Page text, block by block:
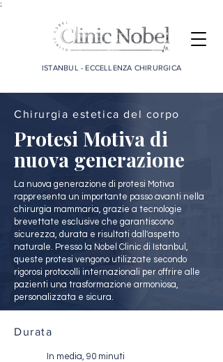
;
ISTANBUL - ECCELLENZA CHIRURGICA
Chirurgia estetica del corpo
Protesi Motiva di
nuova generazione
La nuova generazione di protesi Motiva
rappresenta un importante passo avanti nella
chirurgia mammaria, grazie a tecnologie
brevettate esclusive che garantiscono
sicurezza, durata e risultati dall'aspetto
naturale. Presso la Nobel Clinic di Istanbul,
queste protesi vengono utilizzate secondo
rigorosi protocolli internazionali per offrire alle
pazienti una trasformazione armoniosa,
personalizzata e sicura.
Durata
In media, 90 minuti